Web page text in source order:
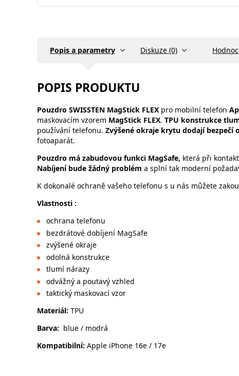
Popis a parametry Diskuze (0)
POPIS PRODUKTU
Pouzdro SWISSTEN MagStick FLEX pro mobilní telefon
maskovacím vzorem MagStick FLEX. TPU konstrukce
používání telefonu. Zvýšené okraje krytu dodají bezpečí
fotoaparát.
Pouzdro má zabudovou funkci MagSafe, která při
Nabíjení bude žádný problém a splní tak moderní
K dokonalé ochraně vašeho telefonu s u nás můžete
Vlastnosti :
ochrana telefonu
bezdrátové dobíjení MagSafe
zvýšené okraje
odolná konstrukce
tlumí nárazy
odvážný a poutavý vzhled
taktický maskovací vzor
Materiál: TPU
Barva: blue / modrá
Kompatibilní: Apple iPhone 16e / 17e